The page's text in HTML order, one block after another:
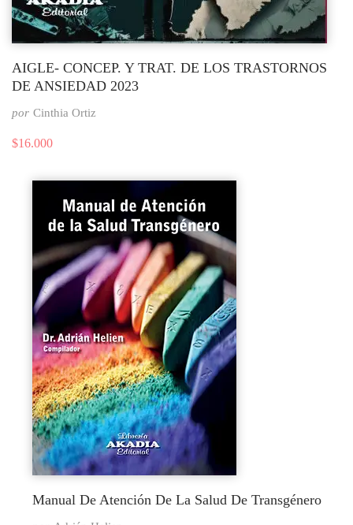
AIGLE- CONCEP. Y TRAT. DE LOS TRASTORNOS
DE ANSIEDAD 2023
por Cinthia Ortiz
$16.000
Manual De Atención De La Salud De Transgénero